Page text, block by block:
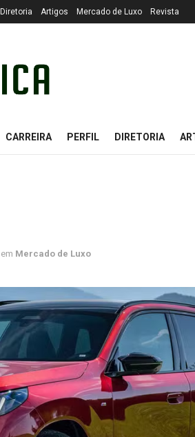
Diretoria Artigos Mercado de Luxo Revista
CARREIRA PERFIL DIRETORIA
em Mercado de Luxo